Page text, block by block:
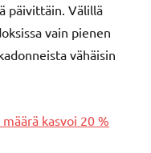
päivittäin. Välillä
vain pienen
vähäisin
kasvoi 20 %